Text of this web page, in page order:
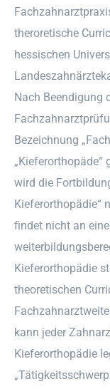
theroretische
hessischen
Nach Beendigung
Bezeichnung
„Kieferorthopäde“
wird die
Kieferorthopädie“
findet nicht an
Kieferorthopädie
theoretischen
kann jeder
Kieferorthopädie